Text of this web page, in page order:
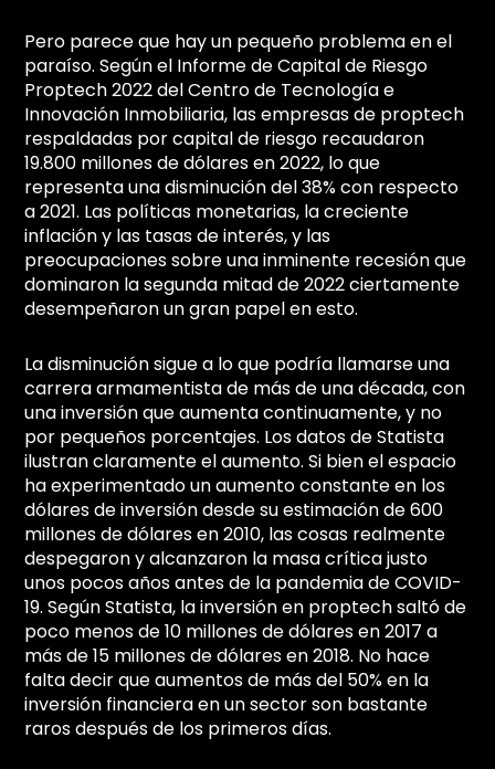
Pero parece que hay un pequeño problema en el
paraíso. Según el Informe de Capital de Riesgo
Proptech 2022 del Centro de Tecnología e
Innovación Inmobiliaria, las empresas de proptech
respaldadas por capital de riesgo recaudaron
19.800 millones de dólares en 2022, lo que
representa una disminución del 38% con respecto
a 2021. Las políticas monetarias, la creciente
inflación y las tasas de interés, y las
preocupaciones sobre una inminente recesión que
dominaron la segunda mitad de 2022 ciertamente
desempeñaron un gran papel en esto.
La disminución sigue a lo que podría llamarse una
carrera armamentista de más de una década, con
una inversión que aumenta continuamente, y no
por pequeños porcentajes. Los datos de Statista
ilustran claramente el aumento. Si bien el espacio
ha experimentado un aumento constante en los
dólares de inversión desde su estimación de 600
millones de dólares en 2010, las cosas realmente
despegaron y alcanzaron la masa crítica justo
unos pocos años antes de la pandemia de COVID-
19. Según Statista, la inversión en proptech saltó de
poco menos de 10 millones de dólares en 2017 a
más de 15 millones de dólares en 2018. No hace
falta decir que aumentos de más del 50% en la
inversión financiera en un sector son bastante
raros después de los primeros días.